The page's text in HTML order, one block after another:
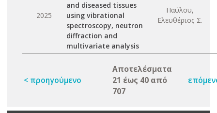
2025
and diseased tissues
using vibrational
spectroscopy, neutron
diffraction and
multivariate analysis
Παύλου,
Ελευθέριος Σ.
< προηγούμενο
Αποτελέσματα
21 έως 40 από
707